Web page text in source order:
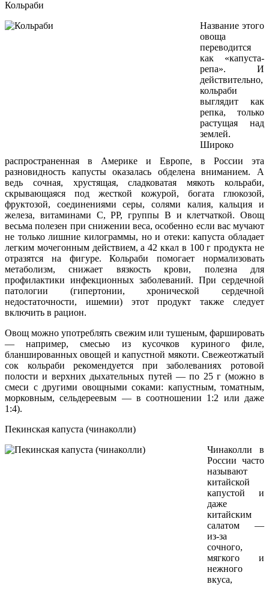
Кольраби
Название этого
овоща
переводится
как «капуста-
репа». И
действительно,
кольраби
выглядит как
репка, только
растущая над
землей.
Широко
распространенная в Америке и Европе, в России эта
разновидность капусты оказалась обделена вниманием. А
ведь сочная, хрустящая, сладковатая мякоть кольраби,
скрывающаяся под жесткой кожурой, богата глюкозой,
фруктозой, соединениями серы, солями калия, кальция и
железа, витаминами С, РР, группы В и клетчаткой. Овощ
весьма полезен при снижении веса, особенно если вас мучают
не только лишние килограммы, но и отеки: капуста обладает
легким мочегонным действием, а 42 ккал в 100 г продукта не
отразятся на фигуре. Кольраби помогает нормализовать
метаболизм, снижает вязкость крови, полезна для
профилактики инфекционных заболеваний. При сердечной
патологии (гипертонии, хронической сердечной
недостаточности, ишемии) этот продукт также следует
включить в рацион.
Овощ можно употреблять свежим или тушеным, фаршировать
— например, смесью из кусочков куриного филе,
бланшированных овощей и капустной мякоти. Свежеотжатый
сок кольраби рекомендуется при заболеваниях ротовой
полости и верхних дыхательных путей — по 25 г (можно в
смеси с другими овощными соками: капустным, томатным,
морковным, сельдереевым — в соотношении 1:2 или даже
1:4).
Пекинская капуста (чинаколли)
Чинаколли в
России часто
называют
китайской
капустой и
даже
китайским
салатом —
из-за
сочного,
мягкого и
нежного
вкуса,